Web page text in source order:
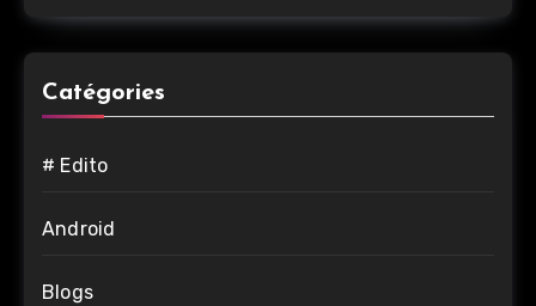
Catégories
# Edito
Android
Blogs